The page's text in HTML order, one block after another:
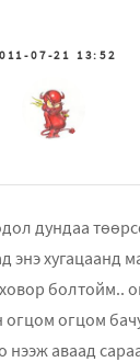
2011-07-21 13:52
дундаа
энэ хугацаанд
болтойм..
огцом огцом
нээж аваад